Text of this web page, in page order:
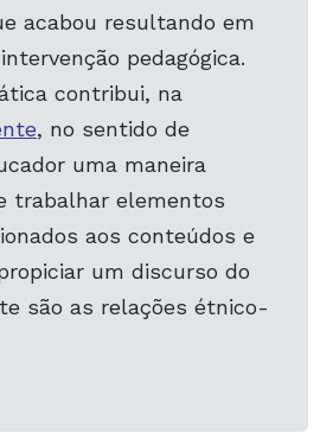
acabou resultando em
pedagógica.
contribui, na
, no sentido de
uma maneira
trabalhar elementos
aos conteúdos e
um discurso do
são as relações étnico-